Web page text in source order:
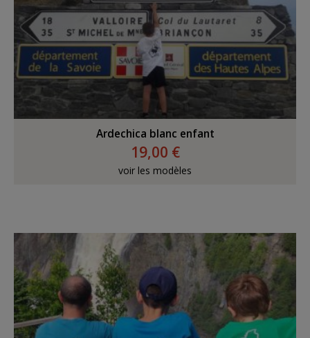
Ardechica blanc enfant
19,00 €
voir les modèles